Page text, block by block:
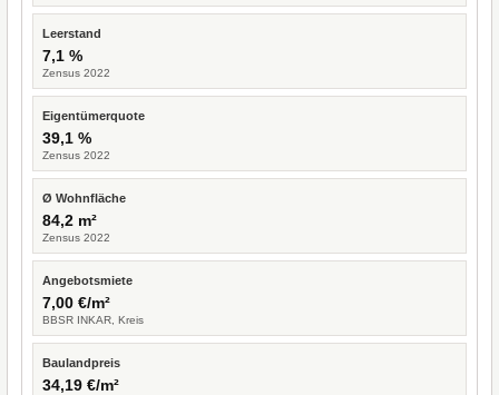
Leerstand
7,1 %
Zensus 2022
Eigentümerquote
39,1 %
Zensus 2022
Ø Wohnfläche
84,2 m²
Zensus 2022
Angebotsmiete
7,00 €/m²
BBSR INKAR, Kreis
Baulandpreis
34,19 €/m²